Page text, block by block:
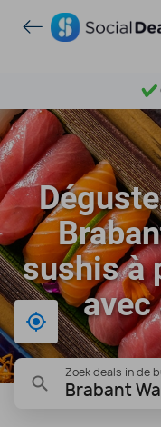
7
sushis à
avec
Bij mij in de
Zoek deals in de
Brabant